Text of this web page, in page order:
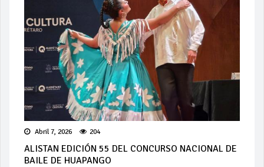
Abril 7, 2026 204
ALISTAN EDICIÓN 55 DEL CONCURSO NACIONAL DE
BAILE DE HUAPANGO